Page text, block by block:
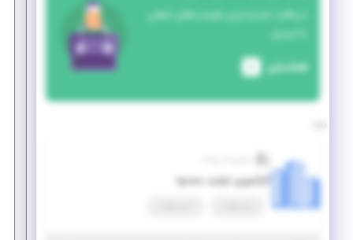
دریافت جدیدترین فرصت‌های شغلی
با ایمیل
فعالسازی
کارآموزی تولید محتوا